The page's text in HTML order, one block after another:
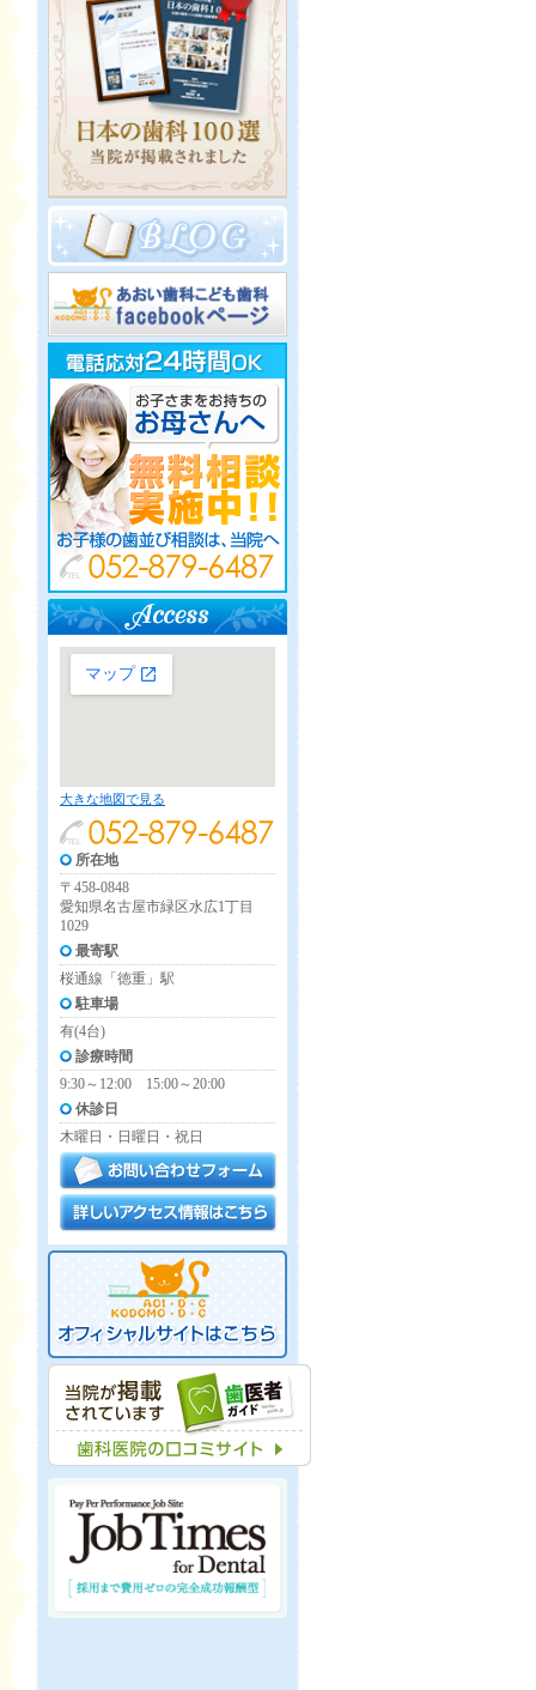
大きな地図で見る
所在地
〒458-0848
愛知県名古屋市緑区水広1丁目
1029
最寄駅
桜通線「徳重」駅
駐車場
有(4台)
診療時間
9:30～12:00 15:00～20:00
休診日
木曜日・日曜日・祝日